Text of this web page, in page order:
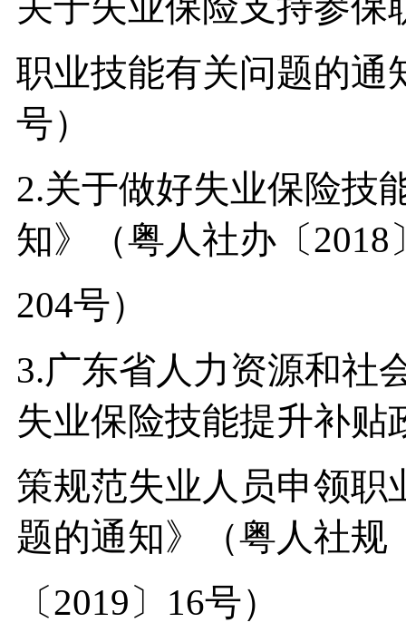
职业技能有关问题的通
号）
2.关于做好失业保险技
知》（粤人社办〔2018
204号）
3.广东省人力资源和社
失业保险技能提升补贴
策规范失业人员申领职
题的通知》（粤人社规
〔2019〕16号）